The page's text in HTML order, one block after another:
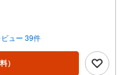
・ 未来に起こるであろうご
でご提案「ミラカレクラ
を綺麗にかつ瀟洒にさせる
ビス。・ 購入者様へ、税
ミナーをご招待いたします。
望をお伝えください。（も
ュー 39件
）